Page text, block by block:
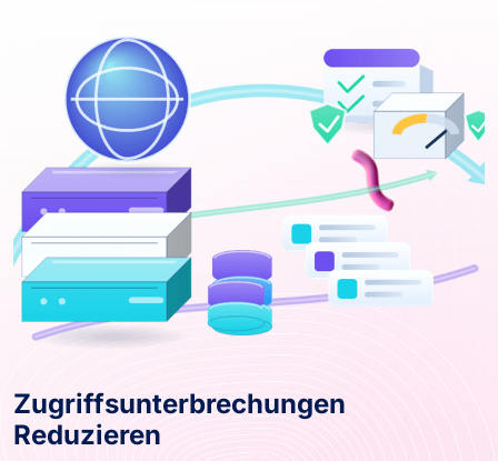
Zugriffsunterbrechungen
Reduzieren